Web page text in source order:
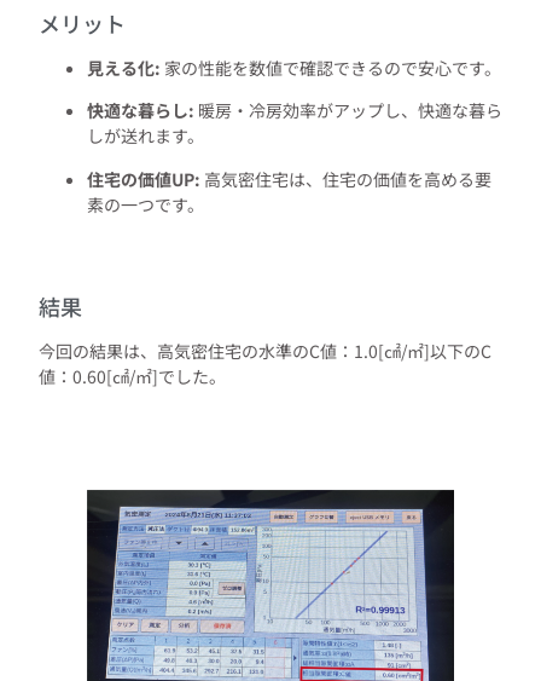
メリット
見える化: 家の性能を数値で確認できるので安心です。
快適な暮らし: 暖房・冷房効率がアップし、快適な暮ら
しが送れます。
住宅の価値UP: 高気密住宅は、住宅の価値を高める要
素の一つです。
結果
今回の結果は、高気密住宅の水準のC値：1.0[㎠/㎡]以下のC
値：0.60[㎠/㎡]でした。